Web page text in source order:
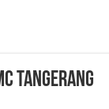
Tangerang